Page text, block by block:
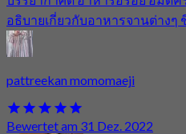
อธิบายเกี่ยวกับอาหารจานต่างๆ
pattreekan momomaeji
Bewertet am 31 Dez. 2022